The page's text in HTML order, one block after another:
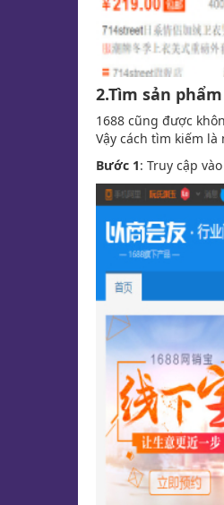
2.Tìm sản
1688 cũng được
Vậy cách tìm kiếm
Bước 1: Truy cập